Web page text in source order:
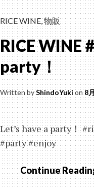
RICE WINE,物販
RICE WINE
party！
Written byShindoYukion8
Let’s have a party！
#party #enjoy
Continue